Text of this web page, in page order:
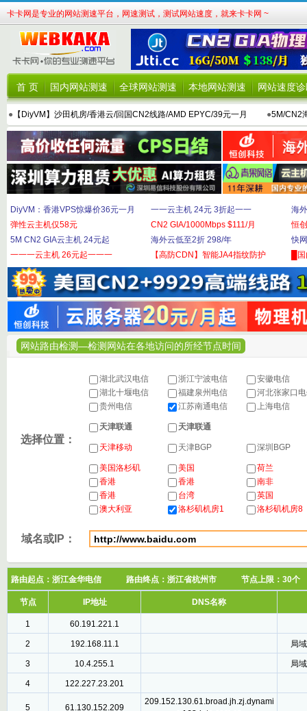
卡卡网是专业的网站测速平台，网速测试，测试网站速度，就来卡卡网 ~
首 页 国内网站测速 全球网站测速 本地网站测速 网站速度
● 【DiyVM】沙田机房/香港云/回国CN2线路/AMD EPYC/39元一月 ●5M/CN2
DiyVM：香港VPS惊爆价36元一月
弹性云主机仅58元
5M CN2 GIA云主机 24元起
一一一云主机 26元起一一一
一一云主机 24元 3折起一一
CN2 GIA/1000Mbps $111/月
海外云低至2折 298/年
【高防CDN】智能JA4指纹防护
海
恒
快
█
网站路由检测—检测网站在各地访问的所经节点时间
选择位置：
湖北武汉电信 浙江宁波电信
安徽电信
湖北十堰电信
福建泉州电信
河北张家口
贵州电信
江苏南通电信 上海电信
天津联通 天津联通
天津移动 天津BGP 深圳BGP
美国洛杉矶 美国
荷兰
香港
香港
南非
香港
台湾
英国
澳大利亚
洛杉矶机房1 洛杉矶机房8
域名或IP：
路由起点：浙江金华电信 路由终点：浙江省杭州市 节点上限：
节点 IP地址 DNS名称
1 60.191.221.1
2 192.168.11.1 局
3 10.4.255.1 局
4 122.227.23.201
5 61.130.152.209
209.152.130.61.broad.jh.zj.dynami